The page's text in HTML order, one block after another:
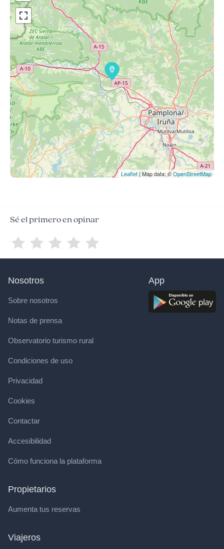
Leaflet | Map data: ©OpenStreetMap
Sé el primero en opinar
Nosotros
Sobre nosotros
Notas de prensa
Observatorio turismo rural
Condiciones de uso
Privacidad
Cookies
Contactar
Accesibilidad
Cómo funciona la plataforma
Propietarios
Aumenta tus reservas
Viajeros
App